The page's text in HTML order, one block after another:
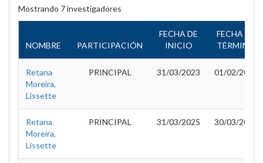
Mostrando 7 investigadores
NOMBRE PARTICIPACIÓN
FECHA DE
INICIO
FECHA DE
TÉRMINO
Retana
Moreira,
Lissette
PRINCIPAL 31/03/2023 01/02/2025
Retana
Moreira,
Lissette
PRINCIPAL 31/03/2025 30/03/2026